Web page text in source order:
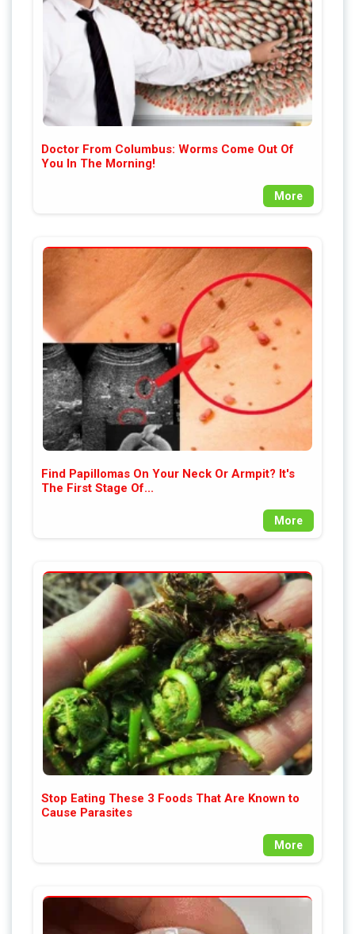
Doctor From Columbus: Worms Come Out Of
You In The Morning!
More
Find Papillomas On Your Neck Or Armpit? It's
The First Stage Of...
More
Stop Eating These 3 Foods That Are Known to
Cause Parasites
More